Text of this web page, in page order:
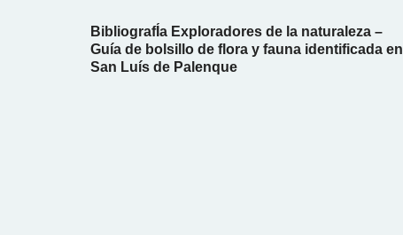
BibliografÍa Exploradores de la naturaleza –
Guía de bolsillo de flora y fauna identificada en
San Luís de Palenque